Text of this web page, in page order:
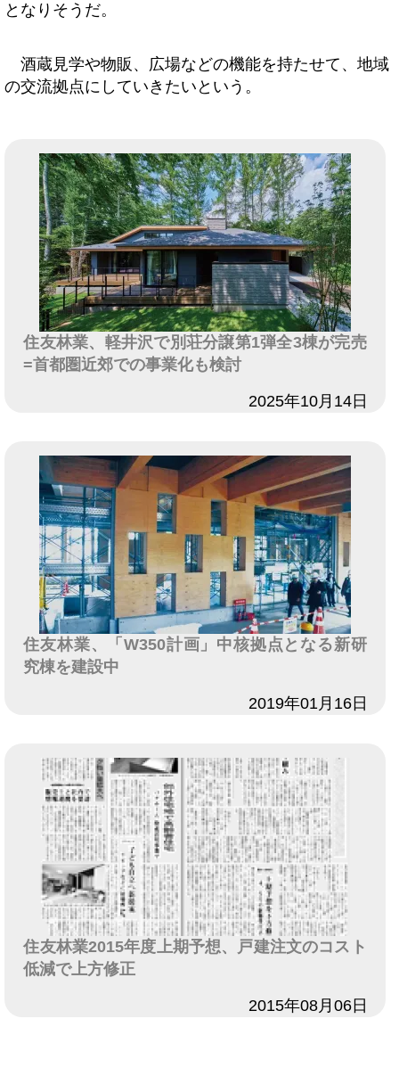
となりそうだ。
酒蔵見学や物販、広場などの機能を持たせて、地域
の交流拠点にしていきたいという。
住友林業、軽井沢で別荘分譲第1弾全3棟が完売
=首都圏近郊での事業化も検討
2025年10月14日
住友林業、「W350計画」中核拠点となる新研
究棟を建設中
2019年01月16日
住友林業2015年度上期予想、戸建注文のコスト
低減で上方修正
2015年08月06日